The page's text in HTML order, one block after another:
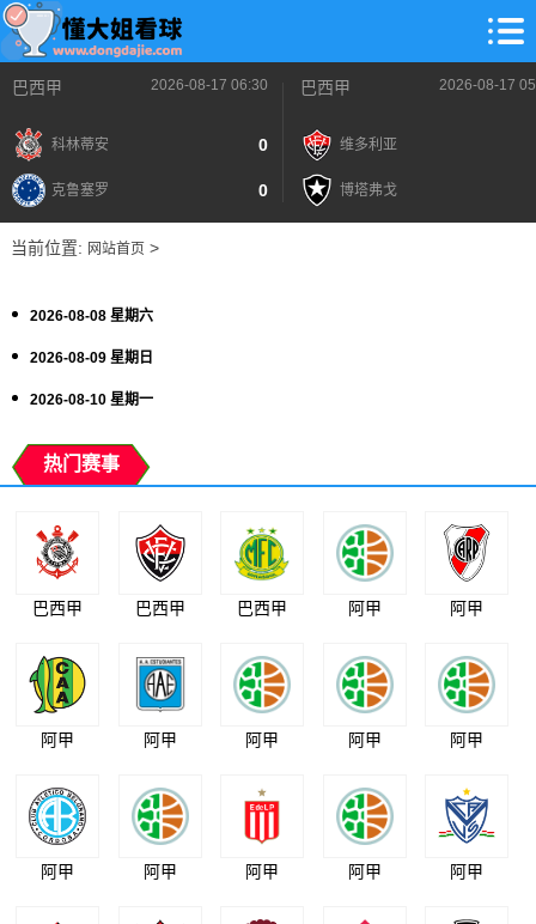
巴西甲 2026-08-17 06:30
科林蒂安 0
克鲁塞罗 0
巴西甲 2026-08-17
维多利亚
博塔弗戈
当前位置: 网站首页>
2026-08-08 星期六
2026-08-09 星期日
2026-08-10 星期一
热门赛事
巴西甲 巴西甲 巴西甲 阿甲 阿甲
阿甲 阿甲 阿甲 阿甲 阿甲
阿甲 阿甲 阿甲 阿甲 阿甲